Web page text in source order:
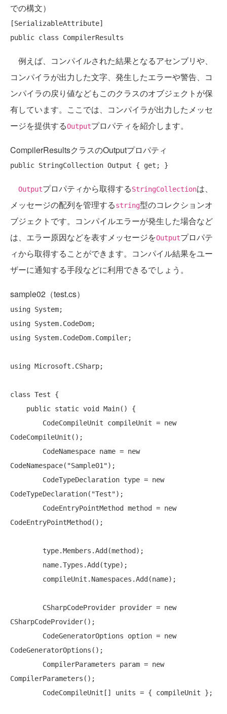
での構文）
public class
例えば、コンパイルされた結果となるアセンブリや、
コンパイラが出力した文字、発生したエラーや警告、コ
ンパイラの戻り値などもこのクラスのオブジェクトが保
有しています。ここでは、コンパイラが出力したメッセ
ージを提供するOutputプロパティを紹介します。
CompilerResultsクラスのOutputプロパティ
public StringCollection Output { get
Outputプロパティから取得するStringCollectionは、
メッセージの配列を管理するstring型のコレクションオ
ブジェクトです。コンパイルエラーが発生した場合など
は、エラー原因などを表すメッセージをOutputプロパテ
ィから取得することができます。コンパイル結果をユー
ザーに通知する手段などに利用できるでしょう。
sample02（test.cs）
using
using
using System.CodeDom.Compiler;
using Microsoft.CSharp;
class Test {
public static void
Main() {
        CodeCompileUnit compileUnit =
new
CodeCompileUnit();
        CodeNamespace name =
new
CodeNamespace( "Sample01");
        CodeTypeDeclaration type =
new
CodeTypeDeclaration( "Test");
        CodeEntryPointMethod method =
new
CodeEntryPointMethod();
        CSharpCodeProvider provider =
new
CSharpCodeProvider();
        CodeGeneratorOptions option =
new
CodeGeneratorOptions();
        CompilerParameters param =
new
CompilerParameters();